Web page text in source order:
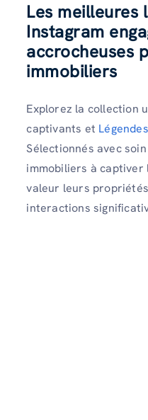
Les meilleures
Instagram
accrocheuses
immobiliers
Explorez la collection
captivants et
Sélectionnés avec
immobiliers à
valeur leurs
interactions